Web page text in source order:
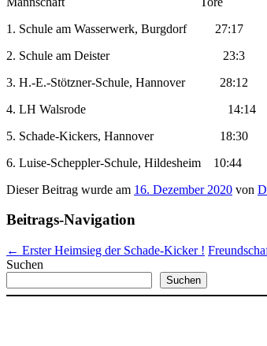
1. Schule am Wasserwerk, Burgdorf
2. Schule am Deister
3. H.-E.-Stötzner-Schule, Hannover
4. LH Walsrode
5. Schade-Kickers, Hannover
6. Luise-Scheppler-Schule, Hildesheim
Dieser Beitrag wurde am 16. Dezember 2020 von
Beitrags-Navigation
← Erster Heimsieg der Schade-Kicker !
Suchen
Suchen